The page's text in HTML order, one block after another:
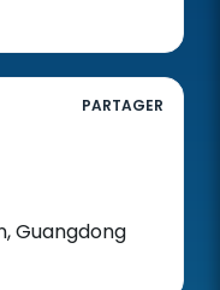
PARTAGER
Guangdong